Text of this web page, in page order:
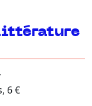
6 €